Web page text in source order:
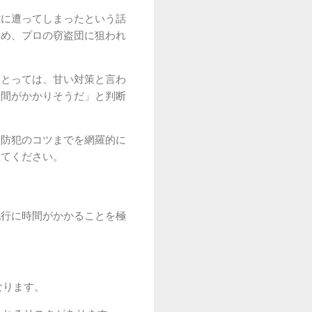
遭ってしまったという話
、プロの窃盗団に狙われ
っては、甘い対策と言わ
がかかりそうだ」と判断
犯のコツまでを網羅的に
ください。
に時間がかかることを極
ます。